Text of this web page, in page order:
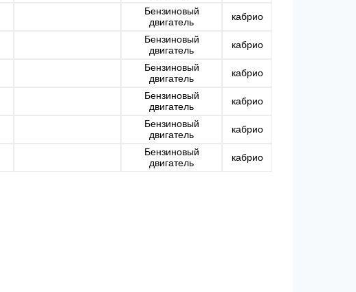
Бензиновый
двигатель
кабрио
Бензиновый
двигатель
кабрио
Бензиновый
двигатель
кабрио
Бензиновый
двигатель
кабрио
Бензиновый
двигатель
кабрио
Бензиновый
двигатель
кабрио